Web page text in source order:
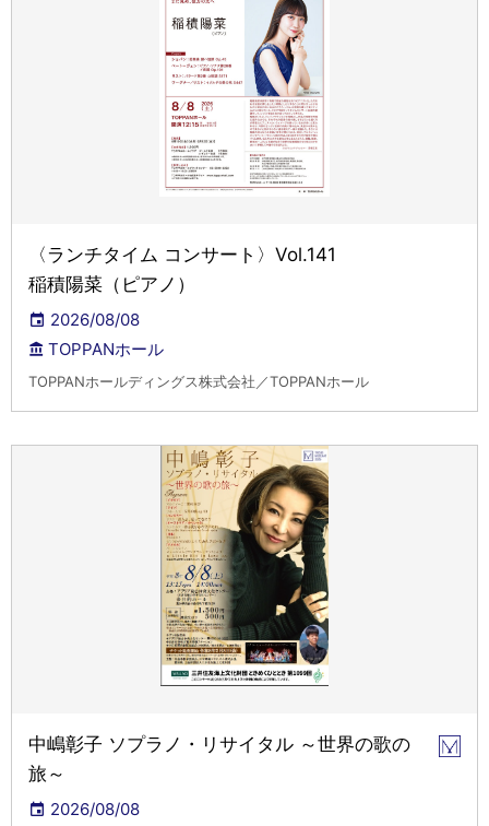
〈ランチタイム コンサート〉Vol.141
稲積陽菜（ピアノ）
2026/08/08
TOPPANホール
TOPPANホールディングス株式会社／TOPPANホール
中嶋彰子 ソプラノ・リサイタル ～世界の歌の
旅～
2026/08/08